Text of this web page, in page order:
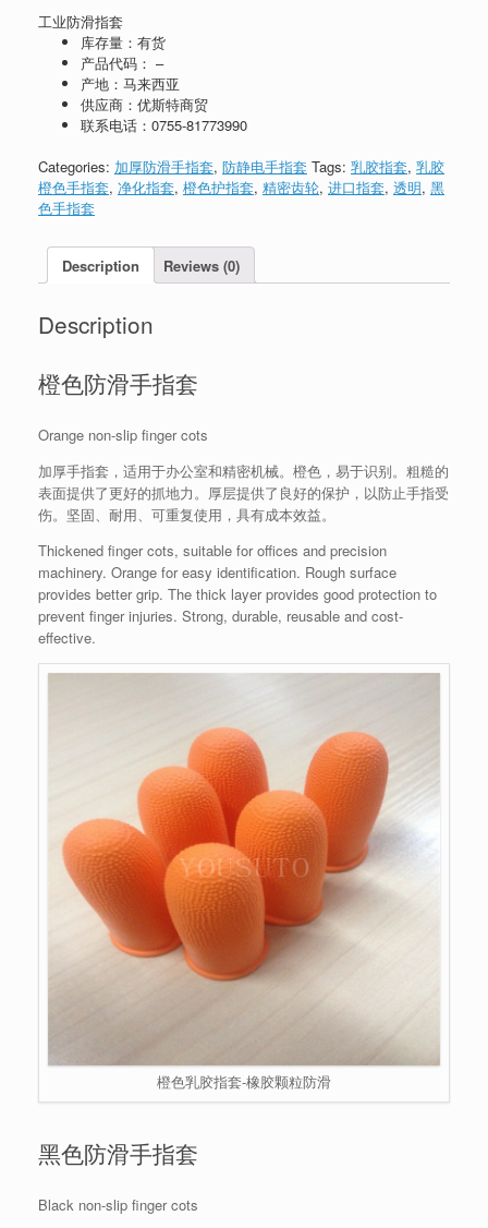
工业防滑指套
库存量：有货
产品代码： –
产地：马来西亚
供应商：优斯特商贸
联系电话： 0755-81773990
Categories: 加厚防滑手指套, 防静电手指套 Tags: 乳胶指套, 乳胶
橙色手指套, 净化指套, 橙色护指套, 精密齿轮, 进口指套, 透明, 黑
色手指套
Description Reviews (0)
Description
橙色防滑手指套
Orange non-slip finger cots
加厚手指套，适用于办公室和精密机械。橙色，易于识别。粗糙的
表面提供了更好的抓地力。厚层提供了良好的保护，以防止手指受
伤。坚固、耐用、可重复使用，具有成本效益。
Thickened finger cots, suitable for offices and precision
machinery. Orange for easy identification. Rough surface
provides better grip. The thick layer provides good protection to
prevent finger injuries. Strong, durable, reusable and cost-
effective.
橙色乳胶指套-橡胶颗粒防滑
黑色防滑手指套
Black non-slip finger cots